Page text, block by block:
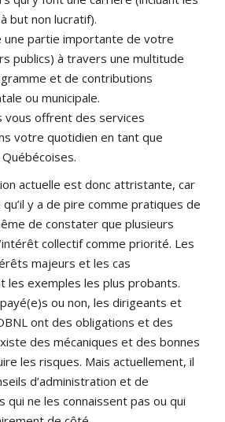
but non lucratif).
une partie importante de votre
publics) à travers une multitude
et de contributions
ou municipale.
vous offrent des services
votre quotidien en tant que
actuelle est donc attristante, car
y a de pire comme pratiques de
de constater que plusieurs
collectif comme priorité. Les
majeurs et les cas
les exemples les plus probants.
ou non, les dirigeants et
ont des obligations et des
des mécaniques et des bonnes
les risques. Mais actuellement, il
d’administration et de
qui ne les connaissent pas ou qui